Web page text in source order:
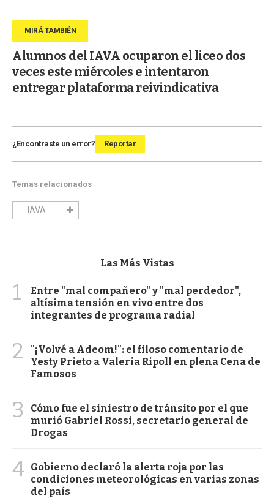
Alumnos del IAVA ocuparon el liceo dos
veces este miércoles e intentaron
entregar plataforma reivindicativa
¿Encontraste un error? Reportar
Temas relacionados
IAVA
Las Más Vistas
1
Entre "mal compañero" y "mal perdedor",
altísima tensión en vivo entre dos
integrantes de programa radial
2
"¡Volvé a Adeom!": el filoso comentario de
Yesty Prieto a Valeria Ripoll en plena Cena de
Famosos
3
Cómo fue el siniestro de tránsito por el que
murió Gabriel Rossi, secretario general de
Drogas
4 Gobierno declaró la alerta roja por las
condiciones meteorológicas en varias zonas
del país